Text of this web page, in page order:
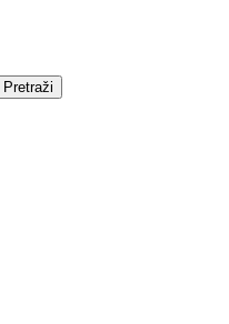
Pretraži